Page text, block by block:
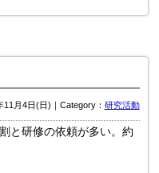
11月4日(日)｜Category： 研究活動
と研修の依頼が多い。約